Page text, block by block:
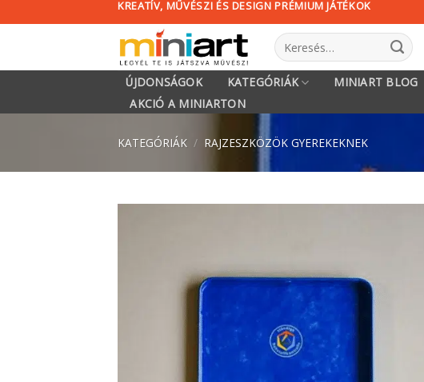
KREATÍV, MŰVÉSZI ÉS DESIGN PRÉMIUM JÁTÉKOK
Keresés
a
következőre:
ÚJDONSÁGOK KATEGÓRIÁK MINIART BLOG
AKCIÓ A MINIARTON
KATEGÓRIÁK / RAJZESZKÖZÖK GYEREKEKNEK